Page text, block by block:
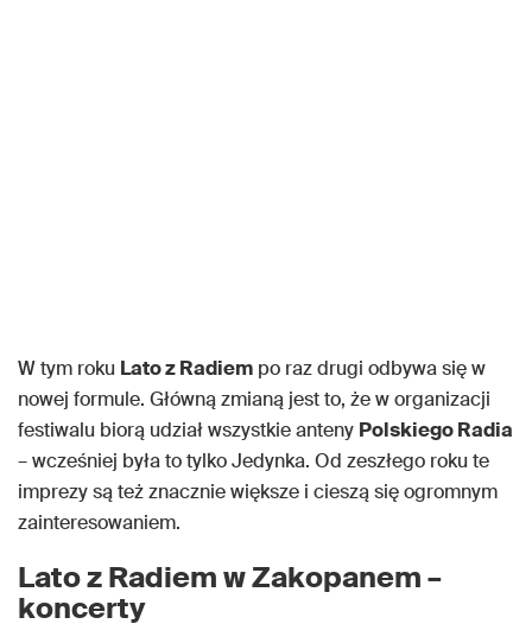
W tym roku Lato z Radiem po raz drugi odbywa się w
nowej formule. Główną zmianą jest to, że w organizacji
festiwalu biorą udział wszystkie anteny Polskiego Radia
– wcześniej była to tylko Jedynka. Od zeszłego roku te
imprezy są też znacznie większe i cieszą się ogromnym
zainteresowaniem.
Lato z Radiem w Zakopanem –
koncerty